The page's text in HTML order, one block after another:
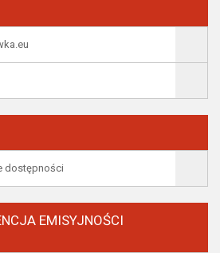
dostępności
EMISYJNOŚCI